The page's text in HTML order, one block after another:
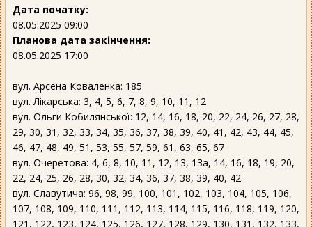
Дата початку:
08.05.2025 09:00
Планова дата закінчення:
08.05.2025 17:00
вул. Арсена Коваленка: 185
вул. Лікарська: 3, 4, 5, 6, 7, 8, 9, 10, 11, 12
вул. Ольги Кобилянської: 12, 14, 16, 18, 20, 22, 24, 26, 27, 28,
29, 30, 31, 32, 33, 34, 35, 36, 37, 38, 39, 40, 41, 42, 43, 44, 45,
46, 47, 48, 49, 51, 53, 55, 57, 59, 61, 63, 65, 67
вул. Очеретова: 4, 6, 8, 10, 11, 12, 13, 13а, 14, 16, 18, 19, 20,
22, 24, 25, 26, 28, 30, 32, 34, 36, 37, 38, 39, 40, 42
вул. Славутича: 96, 98, 99, 100, 101, 102, 103, 104, 105, 106,
107, 108, 109, 110, 111, 112, 113, 114, 115, 116, 118, 119, 120,
121, 122, 123, 124, 125, 126, 127, 128, 129, 130, 131, 132, 133,